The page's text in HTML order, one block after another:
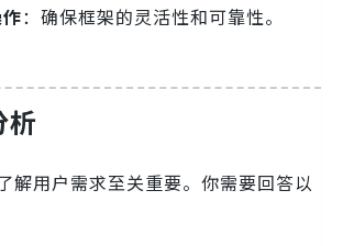
：确保框架的灵活性和可靠性。
析
解用户需求至关重要。你需要回答以